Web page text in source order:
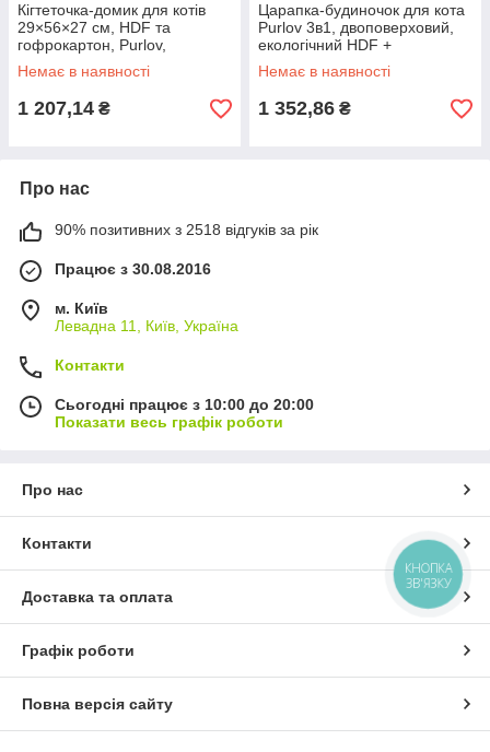
Кігтеточка-домик для котів
29×56×27 см, HDF та
гофрокартон, Purlov,
Коричневий / Двоповерхова
лежанка 3в1 з іграшками /
Немає в наявності
1 207,14 ₴
Царапка-будиночок для кота
Purlov 3в1, двоповерховий,
екологічний HDF +
гофрокартон, 51,5×45,5×28
см, з іграшками
Немає в наявності
1 352,86 ₴
Про нас
90% позитивних з 2518 відгуків за рік
Працює з 30.08.2016
м. Київ
Левадна 11, Київ, Україна
Контакти
Сьогодні працює з 10:00 до 20:00
Показати весь графік роботи
Про нас
Контакти
Доставка та оплата
Графік роботи
Повна версія сайту
КНОПКА
ЗВ'ЯЗКУ